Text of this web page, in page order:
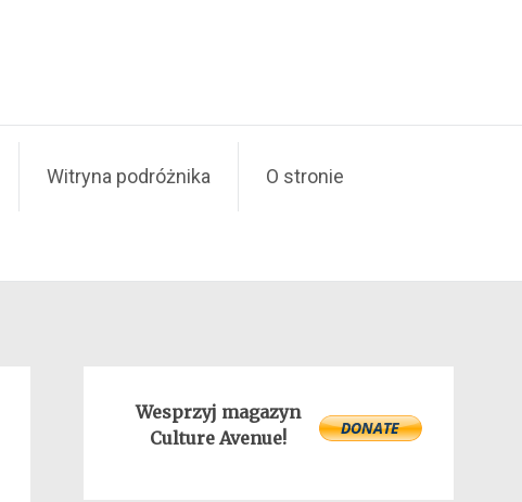
Witryna podróżnika O stronie
Wesprzyj magazyn
Culture Avenue!